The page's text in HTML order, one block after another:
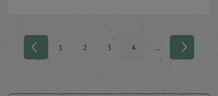
1 2 3 4(current)
…